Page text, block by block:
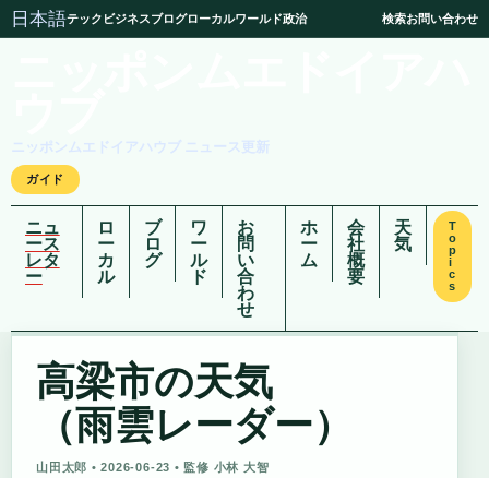
日本語テック ビジネスブログローカルワールド政治 検索お問い合わせ
ニッポンムエドイアハウブ ニュース更新
ガイド
ニュ
ース
レタ
ー
ロ
ー
カ
ル
ブ
ロ
グ
ワ
ー
ル
ド
お
問
い
合
わ
せ
ホ
ー
ム
会
社
概
要
天
気
T
o
p
i
c
s
高梁市の天気
（雨雲レーダー）
山田太郎 • 2026-06-23 • 監修 小林 大智